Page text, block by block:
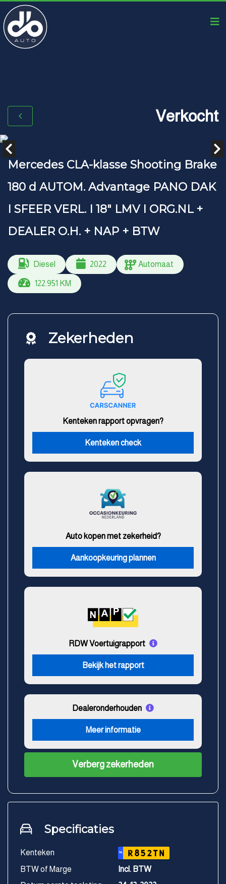
Verkocht
Mercedes CLA-klasse Shooting Brake
180 d AUTOM. Advantage PANO DAK
I SFEER VERL. I 18" LMV I ORG.NL +
DEALER O.H. + NAP + BTW
Diesel 2022 Automaat
122.951 KM
Zekerheden
Kenteken rapport opvragen?
Kenteken check
Auto kopen met zekerheid?
Aankoopkeuring plannen
RDW Voertuigrapport
Bekijk het rapport
Dealeronderhouden
Meer informatie
Verberg zekerheden
Specificaties
Kenteken NL R852TN
BTW of Marge
Incl. BTW